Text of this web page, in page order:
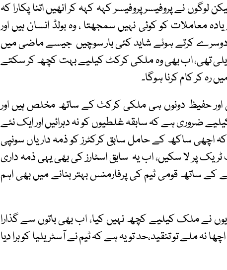
نے پروفیسر پروفیسر کہہ کہہ کر انھیں اتنا پکارا کہ
معاملات کو کوئی نہیں سمجھتا ، وہ بولڈ انسان ہیں اور
کرتے ہوئے شاید کئی بار سوچیں جیسے ماضی میں
تھی، اب بھی وہ ملکی کرکٹ کیلیے بہت کچھ کر سکتے
رہ کر کام کرنا ہوگا۔
اور حفیظ دونوں ہی ملکی کرکٹ کے ساتھ مخلص ہیں اور
ضروری ہے کہ سابقہ غلطیوں کو نہ دہرائیں اور ایک نئے
کہ اچھی ساکھ کے حامل سابق کرکٹرز کو ذمہ داریاں سونپی
پر لا سکیں، اب یہ سابق اسٹارز کی بھی یہی ذمہ داری
ساتھ قومی ٹیم کی پرفارمنس بہتر بنانے میں بھی اہم
نے ملک کیلیے کچھ نہیں کیا، اب بھی باتوں سے گذارا
نہ ملے تو تنقید،حد تو یہ ہے کہ ٹیم نے آسٹریلیا کو ہرا دیا